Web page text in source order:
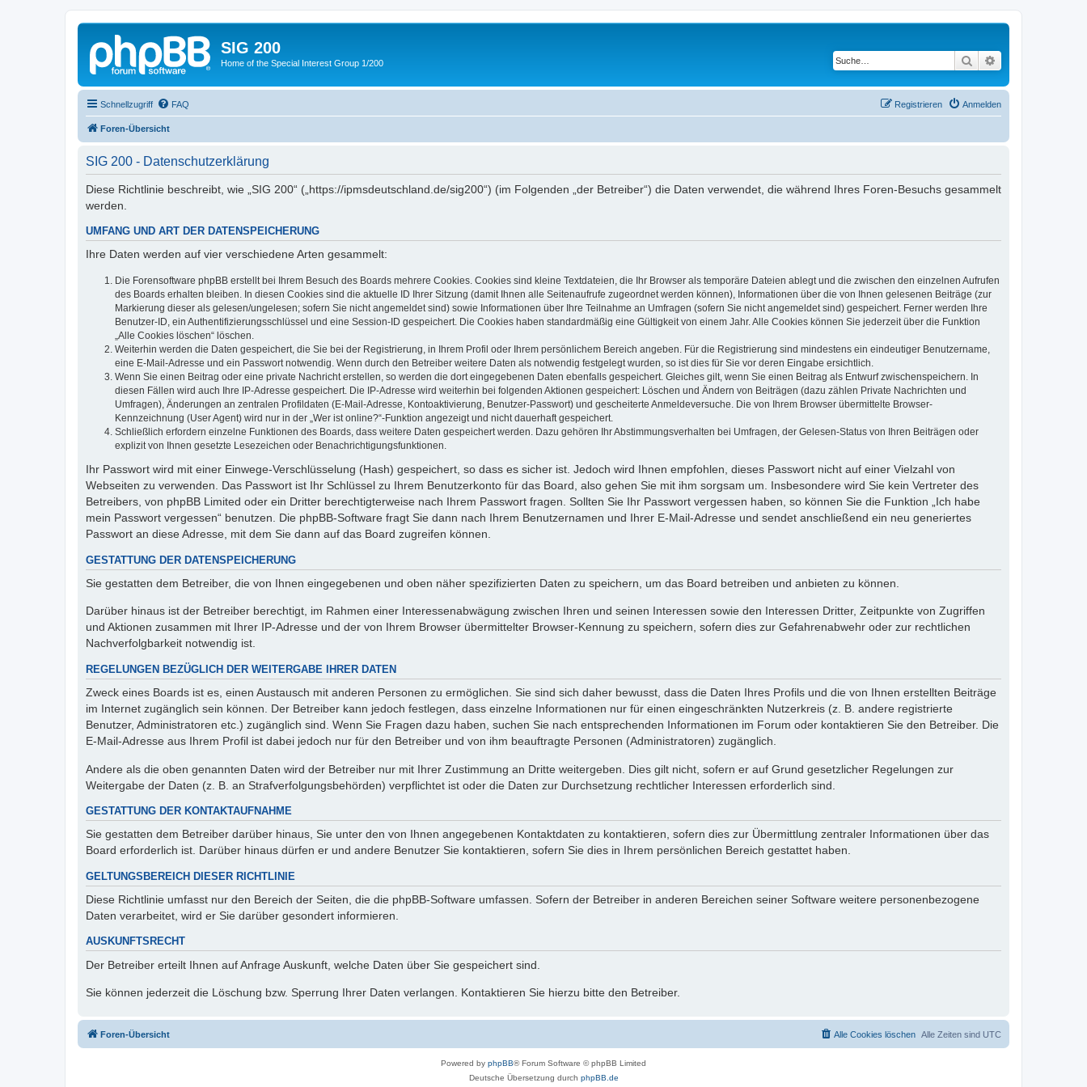
SIG 200
Home of the Special Interest Group 1/200 Suche
Schnellzugriff FAQ Anmelden
Registrieren
Foren-Übersicht
SIG 200 - Datenschutzerklärung
Diese Richtlinie beschreibt, wie „SIG 200“ („https://ipmsdeutschland.de/sig200“) (im Folgenden „der Betreiber“) die Daten verwendet, die während Ihres Foren-Besuchs gesammelt
werden.
UMFANG UND ART DER DATENSPEICHERUNG
Ihre Daten werden auf vier verschiedene Arten gesammelt:
Die Forensoftware phpBB erstellt bei Ihrem Besuch des Boards mehrere Cookies. Cookies sind kleine Textdateien, die Ihr Browser als temporäre Dateien ablegt und die zwischen den einzelnen Aufrufen
des Boards erhalten bleiben. In diesen Cookies sind die aktuelle ID Ihrer Sitzung (damit Ihnen alle Seitenaufrufe zugeordnet werden können), Informationen über die von Ihnen gelesenen Beiträge (zur
Markierung dieser als gelesen/ungelesen; sofern Sie nicht angemeldet sind) sowie Informationen über Ihre Teilnahme an Umfragen (sofern Sie nicht angemeldet sind) gespeichert. Ferner werden Ihre
Benutzer-ID, ein Authentifizierungsschlüssel und eine Session-ID gespeichert. Die Cookies haben standardmäßig eine Gültigkeit von einem Jahr. Alle Cookies können Sie jederzeit über die Funktion
„Alle Cookies löschen“ löschen.
Weiterhin werden die Daten gespeichert, die Sie bei der Registrierung, in Ihrem Profil oder Ihrem persönlichem Bereich angeben. Für die Registrierung sind mindestens ein eindeutiger Benutzername,
eine E-Mail-Adresse und ein Passwort notwendig. Wenn durch den Betreiber weitere Daten als notwendig festgelegt wurden, so ist dies für Sie vor deren Eingabe ersichtlich.
Wenn Sie einen Beitrag oder eine private Nachricht erstellen, so werden die dort eingegebenen Daten ebenfalls gespeichert. Gleiches gilt, wenn Sie einen Beitrag als Entwurf zwischenspeichern. In
diesen Fällen wird auch Ihre IP-Adresse gespeichert. Die IP-Adresse wird weiterhin bei folgenden Aktionen gespeichert: Löschen und Ändern von Beiträgen (dazu zählen Private Nachrichten und
Umfragen), Änderungen an zentralen Profildaten (E-Mail-Adresse, Kontoaktivierung, Benutzer-Passwort) und gescheiterte Anmeldeversuche. Die von Ihrem Browser übermittelte Browser-
Kennzeichnung (User Agent) wird nur in der „Wer ist online?“-Funktion angezeigt und nicht dauerhaft gespeichert.
Schließlich erfordern einzelne Funktionen des Boards, dass weitere Daten gespeichert werden. Dazu gehören Ihr Abstimmungsverhalten bei Umfragen, der Gelesen-Status von Ihren Beiträgen oder
explizit von Ihnen gesetzte Lesezeichen oder Benachrichtigungsfunktionen.
Ihr Passwort wird mit einer Einwege-Verschlüsselung (Hash) gespeichert, so dass es sicher ist. Jedoch wird Ihnen empfohlen, dieses Passwort nicht auf einer Vielzahl von
Webseiten zu verwenden. Das Passwort ist Ihr Schlüssel zu Ihrem Benutzerkonto für das Board, also gehen Sie mit ihm sorgsam um. Insbesondere wird Sie kein Vertreter des
Betreibers, von phpBB Limited oder ein Dritter berechtigterweise nach Ihrem Passwort fragen. Sollten Sie Ihr Passwort vergessen haben, so können Sie die Funktion „Ich habe
mein Passwort vergessen“ benutzen. Die phpBB-Software fragt Sie dann nach Ihrem Benutzernamen und Ihrer E-Mail-Adresse und sendet anschließend ein neu generiertes
Passwort an diese Adresse, mit dem Sie dann auf das Board zugreifen können.
GESTATTUNG DER DATENSPEICHERUNG
Sie gestatten dem Betreiber, die von Ihnen eingegebenen und oben näher spezifizierten Daten zu speichern, um das Board betreiben und anbieten zu können.
Darüber hinaus ist der Betreiber berechtigt, im Rahmen einer Interessenabwägung zwischen Ihren und seinen Interessen sowie den Interessen Dritter, Zeitpunkte von Zugriffen
und Aktionen zusammen mit Ihrer IP-Adresse und der von Ihrem Browser übermittelter Browser-Kennung zu speichern, sofern dies zur Gefahrenabwehr oder zur rechtlichen
Nachverfolgbarkeit notwendig ist.
REGELUNGEN BEZÜGLICH DER WEITERGABE IHRER DATEN
Zweck eines Boards ist es, einen Austausch mit anderen Personen zu ermöglichen. Sie sind sich daher bewusst, dass die Daten Ihres Profils und die von Ihnen erstellten Beiträge
im Internet zugänglich sein können. Der Betreiber kann jedoch festlegen, dass einzelne Informationen nur für einen eingeschränkten Nutzerkreis (z. B. andere registrierte
Benutzer, Administratoren etc.) zugänglich sind. Wenn Sie Fragen dazu haben, suchen Sie nach entsprechenden Informationen im Forum oder kontaktieren Sie den Betreiber. Die
E-Mail-Adresse aus Ihrem Profil ist dabei jedoch nur für den Betreiber und von ihm beauftragte Personen (Administratoren) zugänglich.
Andere als die oben genannten Daten wird der Betreiber nur mit Ihrer Zustimmung an Dritte weitergeben. Dies gilt nicht, sofern er auf Grund gesetzlicher Regelungen zur
Weitergabe der Daten (z. B. an Strafverfolgungsbehörden) verpflichtet ist oder die Daten zur Durchsetzung rechtlicher Interessen erforderlich sind.
GESTATTUNG DER KONTAKTAUFNAHME
Sie gestatten dem Betreiber darüber hinaus, Sie unter den von Ihnen angegebenen Kontaktdaten zu kontaktieren, sofern dies zur Übermittlung zentraler Informationen über das
Board erforderlich ist. Darüber hinaus dürfen er und andere Benutzer Sie kontaktieren, sofern Sie dies in Ihrem persönlichen Bereich gestattet haben.
GELTUNGSBEREICH DIESER RICHTLINIE
Diese Richtlinie umfasst nur den Bereich der Seiten, die die phpBB-Software umfassen. Sofern der Betreiber in anderen Bereichen seiner Software weitere personenbezogene
Daten verarbeitet, wird er Sie darüber gesondert informieren.
AUSKUNFTSRECHT
Der Betreiber erteilt Ihnen auf Anfrage Auskunft, welche Daten über Sie gespeichert sind.
Sie können jederzeit die Löschung bzw. Sperrung Ihrer Daten verlangen. Kontaktieren Sie hierzu bitte den Betreiber.
Foren-Übersicht Alle Zeiten sind UTC
Alle Cookies löschen
Powered by phpBB® Forum Software © phpBB Limited
Deutsche Übersetzung durch phpBB.de